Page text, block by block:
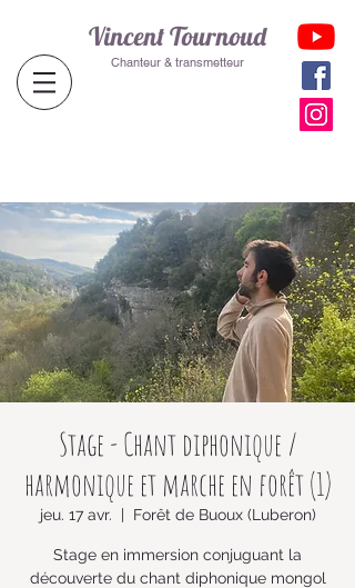
Vincent Tournoud
Chanteur & transmetteur
Stage - Chant diphonique /
harmonique et marche en forêt (1)
jeu. 17 avr.
  |
Forêt de Buoux (Luberon)
Stage en immersion conjuguant la
découverte du chant diphonique mongol